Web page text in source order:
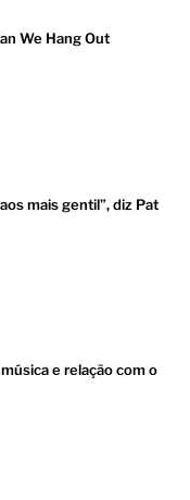
We Hang Out
mais gentil”, diz Pat
e relação com o